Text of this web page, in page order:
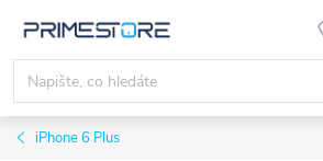
obsah
iPhone 6 Plus